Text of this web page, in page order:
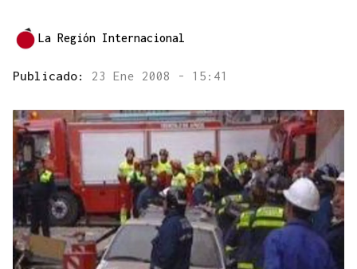
La Región Internacional
Publicado: 23 Ene 2008 - 15:41